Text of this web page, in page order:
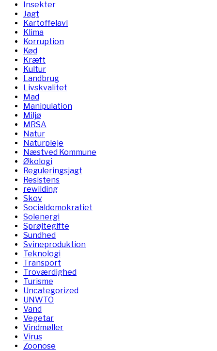
Insekter
Jagt
Kartoffelavl
Klima
Korruption
Kød
Kræft
Kultur
Landbrug
Livskvalitet
Mad
Manipulation
Miljø
MRSA
Natur
Naturpleje
Næstved Kommune
Økologi
Reguleringsjagt
Resistens
rewilding
Skov
Socialdemokratiet
Solenergi
Sprøjtegifte
Sundhed
Svineproduktion
Teknologi
Transport
Troværdighed
Turisme
Uncategorized
UNWTO
Vand
Vegetar
Vindmøller
Virus
Zoonose